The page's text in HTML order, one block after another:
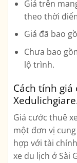
Giá trên
theo thời
Giá đã bao
Chưa bao
lộ trình.
Cách tính
Giá cước thuê
một đơn vị
hợp với tài
xe du lịch ở Sài